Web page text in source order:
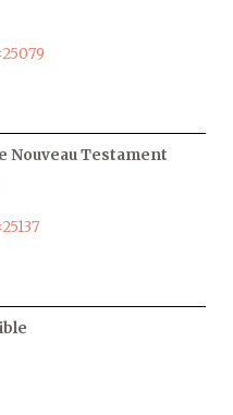
Nouveau Testament